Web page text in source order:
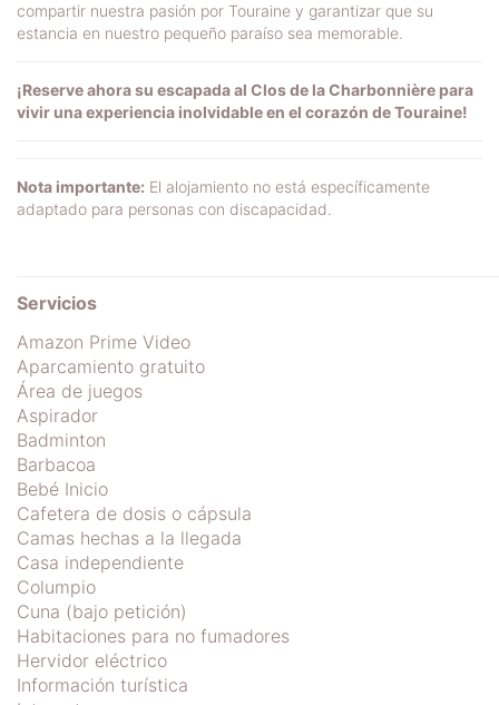
compartir nuestra pasión por Touraine y garantizar que su
estancia en nuestro pequeño paraíso sea memorable.
¡Reserve ahora su escapada al Clos de la Charbonnière para
vivir una experiencia inolvidable en el corazón de Touraine!
Nota importante: El alojamiento no está específicamente
adaptado para personas con discapacidad.
Servicios
Amazon Prime Video
Aparcamiento gratuito
Área de juegos
Aspirador
Badminton
Barbacoa
Bebé Inicio
Cafetera de dosis o cápsula
Camas hechas a la llegada
Casa independiente
Columpio
Cuna (bajo petición)
Habitaciones para no fumadores
Hervidor eléctrico
Información turística